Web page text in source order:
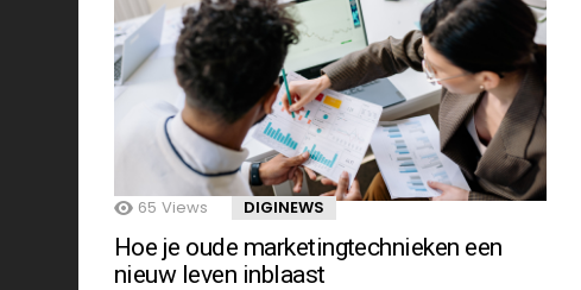
65 Views DIGINEWS
Hoe je oude marketingtechnieken een
nieuw leven inblaast